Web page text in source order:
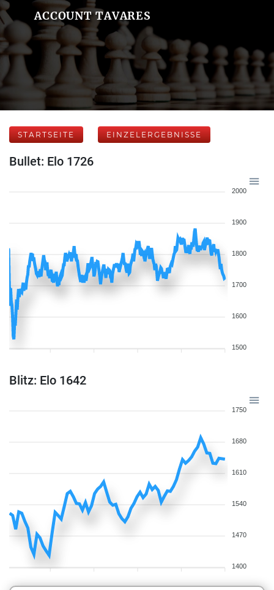
ACCOUNT TAVARES
STARTSEITE EINZELERGEBNISSE
Bullet: Elo 1726
2000
1900
1800
1700
1600
1500
Blitz: Elo 1642
1750
1680
1610
1540
1470
1400